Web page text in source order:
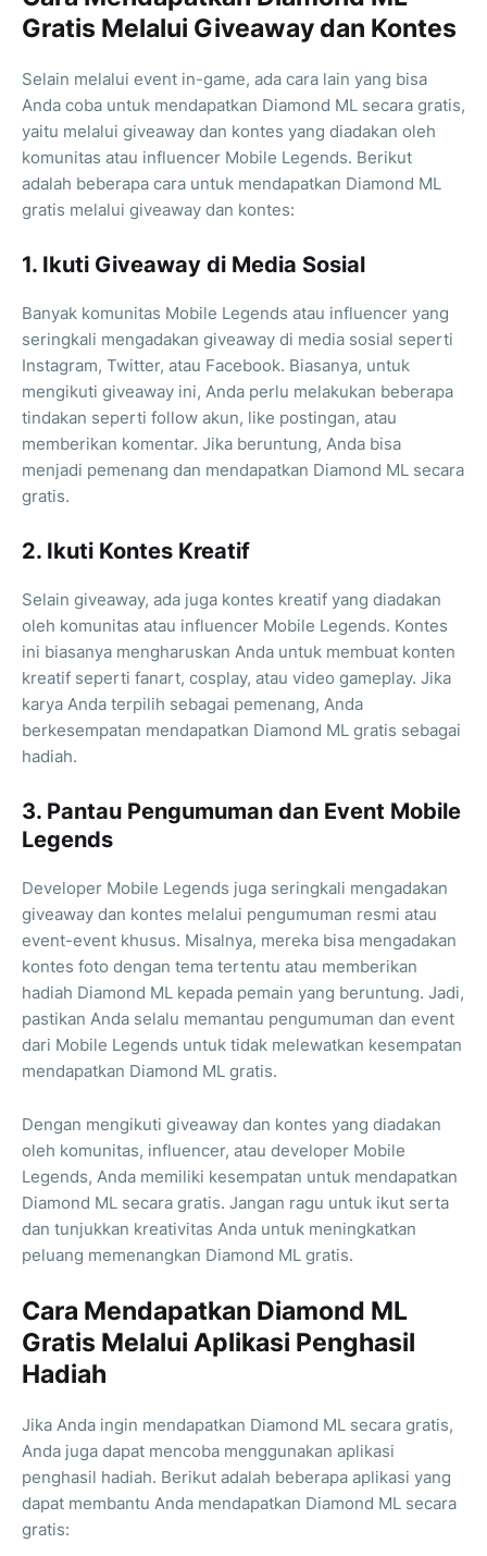
Gratis Melalui Giveaway dan Kontes
Selain melalui event in-game, ada cara lain yang bisa
Anda coba untuk mendapatkan Diamond ML secara gratis,
yaitu melalui giveaway dan kontes yang diadakan oleh
komunitas atau influencer Mobile Legends. Berikut
adalah beberapa cara untuk mendapatkan Diamond ML
gratis melalui giveaway dan kontes:
1. Ikuti Giveaway di Media Sosial
Banyak komunitas Mobile Legends atau influencer yang
seringkali mengadakan giveaway di media sosial seperti
Instagram, Twitter, atau Facebook. Biasanya, untuk
mengikuti giveaway ini, Anda perlu melakukan beberapa
tindakan seperti follow akun, like postingan, atau
memberikan komentar. Jika beruntung, Anda bisa
menjadi pemenang dan mendapatkan Diamond ML secara
gratis.
2. Ikuti Kontes Kreatif
Selain giveaway, ada juga kontes kreatif yang diadakan
oleh komunitas atau influencer Mobile Legends. Kontes
ini biasanya mengharuskan Anda untuk membuat konten
kreatif seperti fanart, cosplay, atau video gameplay. Jika
karya Anda terpilih sebagai pemenang, Anda
berkesempatan mendapatkan Diamond ML gratis sebagai
hadiah.
3. Pantau Pengumuman dan Event Mobile
Legends
Developer Mobile Legends juga seringkali mengadakan
giveaway dan kontes melalui pengumuman resmi atau
event-event khusus. Misalnya, mereka bisa mengadakan
kontes foto dengan tema tertentu atau memberikan
hadiah Diamond ML kepada pemain yang beruntung. Jadi,
pastikan Anda selalu memantau pengumuman dan event
dari Mobile Legends untuk tidak melewatkan kesempatan
mendapatkan Diamond ML gratis.
Dengan mengikuti giveaway dan kontes yang diadakan
oleh komunitas, influencer, atau developer Mobile
Legends, Anda memiliki kesempatan untuk mendapatkan
Diamond ML secara gratis. Jangan ragu untuk ikut serta
dan tunjukkan kreativitas Anda untuk meningkatkan
peluang memenangkan Diamond ML gratis.
Cara Mendapatkan Diamond ML
Gratis Melalui Aplikasi Penghasil
Hadiah
Jika Anda ingin mendapatkan Diamond ML secara gratis,
Anda juga dapat mencoba menggunakan aplikasi
penghasil hadiah. Berikut adalah beberapa aplikasi yang
dapat membantu Anda mendapatkan Diamond ML secara
gratis: